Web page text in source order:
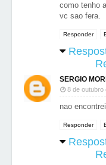
como tenho
vc sao fera.
Responder
SERGIO
8 de outubro
nao
Responder